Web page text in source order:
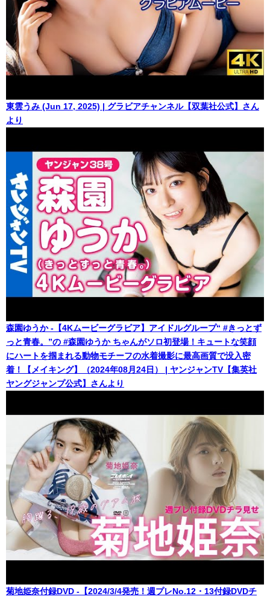
東雲うみ (Jun 17, 2025) | グラビアチャンネル【双葉社公式】さん
より
森園ゆうか -【4Kムービーグラビア】アイドルグループ“ #きっとず
っと青春。”の #森園ゆうか ちゃんがソロ初登場！キュートな笑顔
にハートを掴まれる動物モチーフの水着撮影に最高画質で没入密
着！【メイキング】（2024年08月24日） | ヤンジャンTV【集英社
ヤングジャンプ公式】さんより
菊地姫奈付録DVD -【2024/3/4発売！週プレNo.12・13付録DVDチ